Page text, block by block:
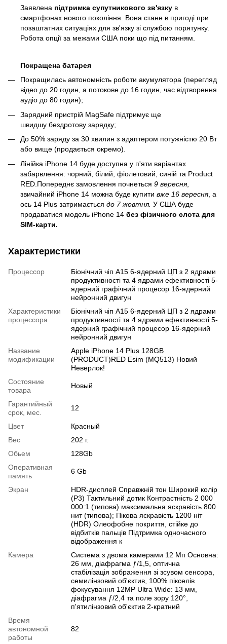
Заявлена підтримка супутникового зв'язку в
смартфонах нового покоління. Вона стане в пригоді при
позаштатних ситуаціях для зв'язку зі службою порятунку.
Робота опції за межами США поки що під питанням.
Покращена батарея
Покращилась автономність роботи акумулятора (перегляд
відео до 20 годин, а потокове до 16 годин, час відтворення
аудіо до 80 годин);
Зарядний пристрій MagSafe підтримує ще
швидшу бездротову зарядку;
До 50% заряду за 30 хвилин з адаптером потужністю 20 Вт
або вище (продається окремо).
Лінійка iPhone 14 буде доступна у п'яти варіантах
забарвлення: чорний, білий, фіолетовий, синій та Product
RED. Попереднє замовлення почнеться 9 вересня,
звичайний iPhone 14 можна буде купити вже 16 вересня, а
ось 14 Plus затримається до 7 жовтня. У США буде
продаватися модель iPhone 14 без фізичного слота для
SIM-карти.
Характеристики
Процессор
Біонічний чіп A15 6-ядерний ЦП з 2 ядрами
продуктивності та 4 ядрами ефективності 5-
ядерний графічний процесор 16-ядерний
нейронний двигун
Характеристики
процессора
Біонічний чіп A15 6-ядерний ЦП з 2 ядрами
продуктивності та 4 ядрами ефективності 5-
ядерний графічний процесор 16-ядерний
нейронний двигун
Название
модификации
Apple iPhone 14 Plus 128GB
(PRODUCT)RED Esim (MQ513) Новий
Неверлок!
Состояние
товара
Новый
Гарантийный
срок, мес.
12
Цвет
Красный
Вес
202 г.
Обьем
128Gb
Оперативная
память
6 Gb
Экран
HDR-дисплей Справжній тон Широкий колір
(P3) Тактильний дотик Контрастність 2 000
000:1 (типова) максимальна яскравість 800
нит (типова); Пікова яскравість 1200 ніт
(HDR) Олеофобне покриття, стійке до
відбитків пальців Підтримка одночасного
відображення к
Камера
Система з двома камерами 12 Мп Основна:
26 мм, діафрагма ƒ/1,5, оптична
стабілізація зображення зі зсувом сенсора,
семилінзовий об'єктив, 100% пікселів
фокусування 12MP Ultra Wide: 13 мм,
діафрагма ƒ/2,4 та поле зору 120°,
п'ятилінзовий об'єктив 2-кратний
Время
автономной
работы
82